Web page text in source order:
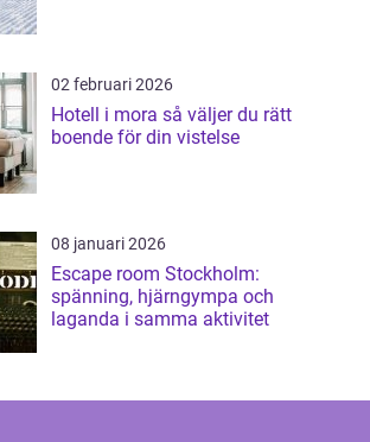
02 februari 2026
Hotell i mora så väljer du rätt
boende för din vistelse
08 januari 2026
Escape room Stockholm:
spänning, hjärngympa och
laganda i samma aktivitet